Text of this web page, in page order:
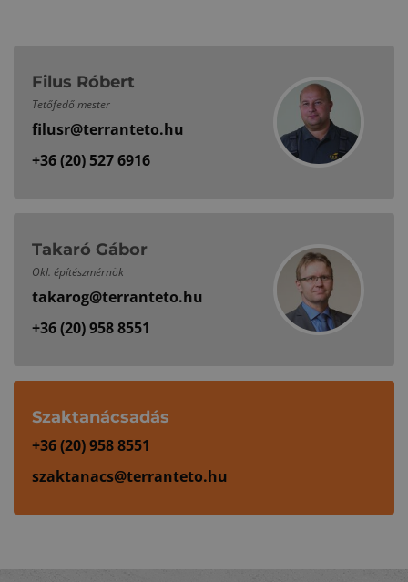
Filus Róbert
Tetőfedő mester
filusr@terranteto.hu
+36 (20) 527 6916
Takaró Gábor
Okl. építészmérnök
takarog@terranteto.hu
+36 (20) 958 8551
Szaktanácsadás
+36 (20) 958 8551
szaktanacs@terranteto.hu